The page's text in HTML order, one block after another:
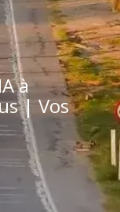
à
| Vos